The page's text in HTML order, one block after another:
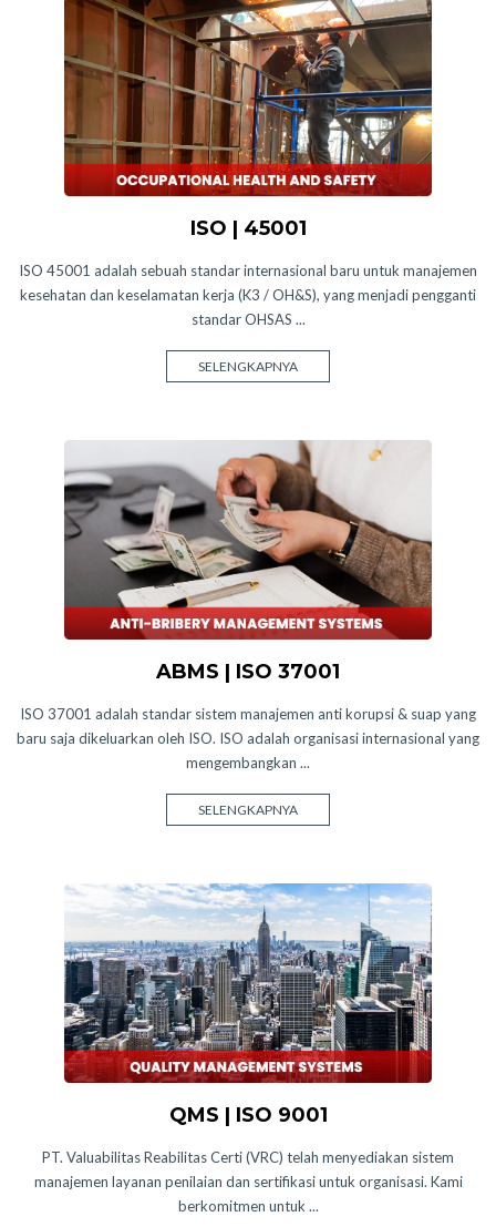
ISO | 45001
ISO 45001 adalah sebuah standar internasional baru untuk manajemen
kesehatan dan keselamatan kerja (K3 / OH&S), yang menjadi pengganti
standar OHSAS ...
SELENGKAPNYA
ABMS | ISO 37001
ISO 37001 adalah standar sistem manajemen anti korupsi & suap yang
baru saja dikeluarkan oleh ISO. ISO adalah organisasi internasional yang
mengembangkan ...
SELENGKAPNYA
QMS | ISO 9001
PT. Valuabilitas Reabilitas Certi (VRC) telah menyediakan sistem
manajemen layanan penilaian dan sertifikasi untuk organisasi. Kami
berkomitmen untuk ...